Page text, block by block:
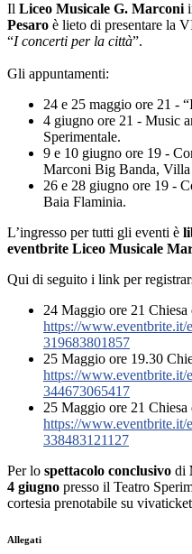
Il Liceo Musicale G. Marconi
Pesaro è lieto di presentare la
“I concerti per la città”.
Gli appuntamenti:
24 e 25 maggio ore 21 -
4 giugno ore 21 - Music
Sperimentale.
9 e 10 giugno ore 19 -
Marconi Big Banda,
26 e 28 giugno ore 19 -
Baia Flaminia.
L’ingresso per tutti gli eventi è
eventbrite Liceo Musicale
Qui di seguito i link per
24 Maggio ore 21
https://
319683801857
25 Maggio ore 19.30
https://
344673065417
25 Maggio ore 21
https://
338483121127
Per lo spettacolo conclusivo di
4 giugno presso il Teatro
cortesia prenotabile su
Allegati